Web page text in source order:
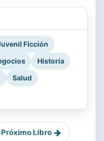
Ficción
Historia
Salud
Próximo Libro